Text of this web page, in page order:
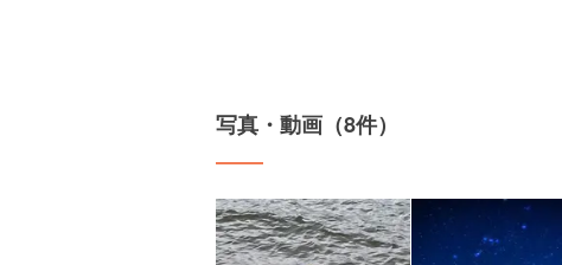
写真・動画（8件）